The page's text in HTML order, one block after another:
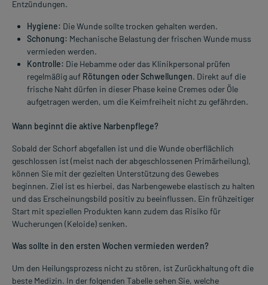
Entzündungen.
Hygiene: Die Wunde sollte trocken gehalten werden.
Schonung: Mechanische Belastung der frischen Wunde muss
vermieden werden.
Kontrolle: Die Hebamme oder das Klinikpersonal prüfen
regelmäßig auf Rötungen oder Schwellungen. Direkt auf die
frische Naht dürfen in dieser Phase keine Cremes oder Öle
aufgetragen werden, um die Keimfreiheit nicht zu gefährden.
Wann beginnt die aktive Narbenpflege?
Sobald der Schorf abgefallen ist und die Wunde oberflächlich
geschlossen ist (meist nach der abgeschlossenen Primärheilung),
können Sie mit der gezielten Unterstützung des Gewebes
beginnen. Ziel ist es hierbei, das Narbengewebe elastisch zu halten
und das Erscheinungsbild positiv zu beeinflussen. Ein frühzeitiger
Start mit speziellen Produkten kann zudem das Risiko für
Wucherungen (Keloide) senken.
Was sollte in den ersten Wochen vermieden werden?
Um den Heilungsprozess nicht zu stören, ist Zurückhaltung oft die
beste Medizin. In der folgenden Tabelle sehen Sie, welche